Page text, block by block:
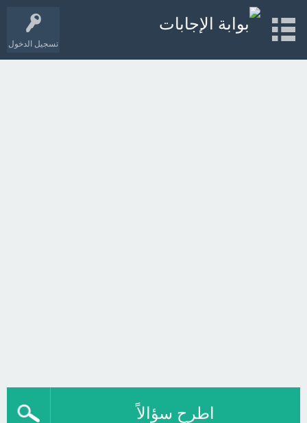
تسجيل الدخول
اطرح سؤالاً